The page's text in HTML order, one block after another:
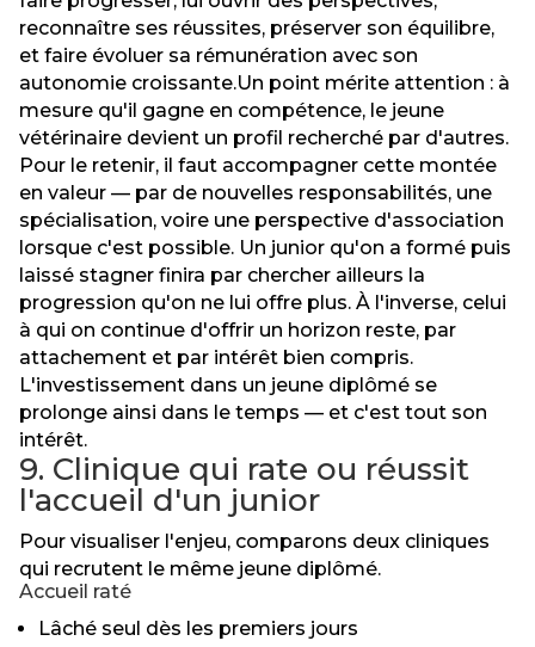
reconnaître ses réussites, préserver son équilibre,
et faire évoluer sa rémunération avec son
autonomie croissante.Un point mérite attention : à
mesure qu'il gagne en compétence, le jeune
vétérinaire devient un profil recherché par d'autres.
Pour le retenir, il faut accompagner cette montée
en valeur — par de nouvelles responsabilités, une
spécialisation, voire une perspective d'association
lorsque c'est possible. Un junior qu'on a formé puis
laissé stagner finira par chercher ailleurs la
progression qu'on ne lui offre plus. À l'inverse, celui
à qui on continue d'offrir un horizon reste, par
attachement et par intérêt bien compris.
L'investissement dans un jeune diplômé se
prolonge ainsi dans le temps — et c'est tout son
intérêt.
9. Clinique qui rate ou réussit
l'accueil d'un junior
Pour visualiser l'enjeu, comparons deux cliniques
qui recrutent le même jeune diplômé.
Accueil raté
Lâché seul dès les premiers jours